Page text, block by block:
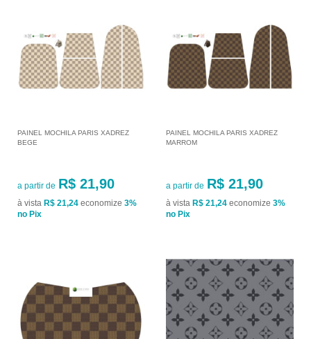
PAINEL MOCHILA PARIS XADREZ
BEGE
a partir de R$ 21,90
à vista R$ 21,24 economize 3%
no Pix
PAINEL MOCHILA PARIS XADREZ
MARROM
a partir de R$ 21,90
à vista R$ 21,24 economize 3%
no Pix